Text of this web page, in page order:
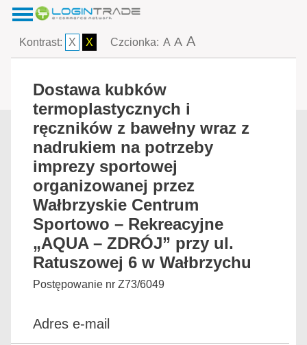
Kontrast: X X Czcionka: A A A
Dostawa kubków
termoplastycznych i
ręczników z bawełny wraz z
nadrukiem na potrzeby
imprezy sportowej
organizowanej przez
Wałbrzyskie Centrum
Sportowo – Rekreacyjne
„AQUA – ZDRÓJ” przy ul.
Ratuszowej 6 w Wałbrzychu
Postępowanie nr Z73/6049
Adres e-mail